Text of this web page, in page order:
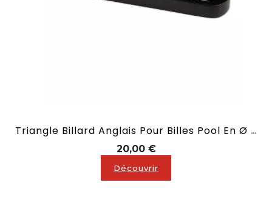
Triangle Billard Anglais Pour Billes Pool En Ø 50,8 Mm
20,00 €Prix
Découvrir